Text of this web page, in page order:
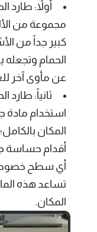
أولاً: طارد
مجموعة من
كبير جداً من
الحمام وتجعله
عن مأوى آخر
ثانياً: طارد
استخدام مادة
المكان
أقدام حساسة
أي سطح خصوصاً
تساعد هذه
المكان.